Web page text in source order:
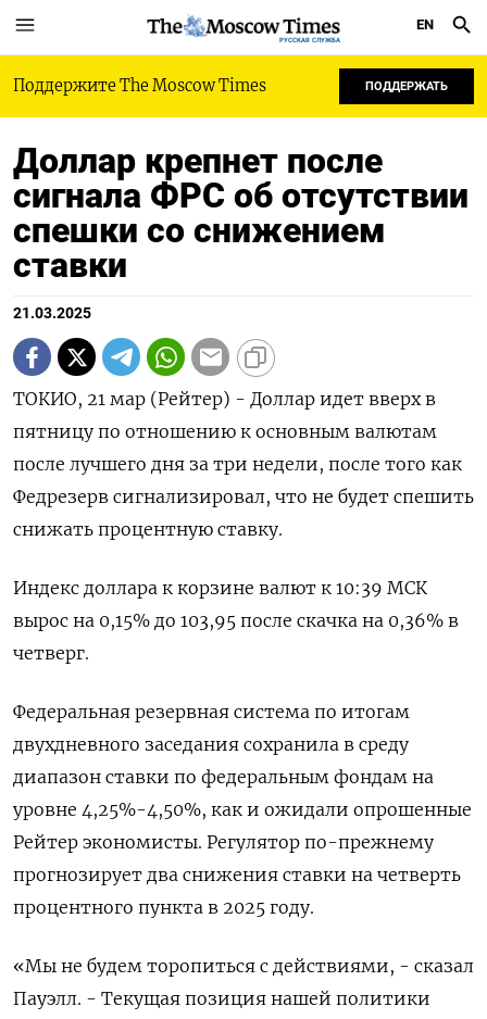
РУССКАЯ СЛУЖБА
EN
Поддержите The Moscow Times ПОДДЕРЖАТЬ
Доллар крепнет после
сигнала ФРС об отсутствии
спешки со снижением
ставки
21.03.2025
ТОКИО, 21 мар (Рейтер) - Доллар идет вверх в
пятницу по отношению к основным валютам
после лучшего дня за три недели, после того как
Федрезерв сигнализировал, что не будет спешить
снижать процентную ставку.
Индекс доллара к корзине валют к 10:39 МСК
вырос на 0,15% до 103,95​ после скачка на 0,36% в
четверг.
Федеральная резервная система по итогам
двухдневного заседания сохранила в среду
диапазон ставки по федеральным фондам на
уровне 4,25%-4,50%, как и ожидали опрошенные
Рейтер экономисты. Регулятор по-прежнему
прогнозирует два снижения ставки на четверть
процентного пункта в 2025 году.
«Мы не будем торопиться c действиями, - сказал
Пауэлл. - Текущая позиция нашей политики